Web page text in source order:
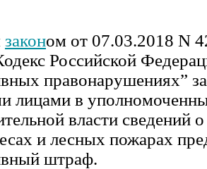
законом от 07.03.2018 N
Российской
правонарушениях”
лицами в
власти сведений
и лесных пожарах
штраф.